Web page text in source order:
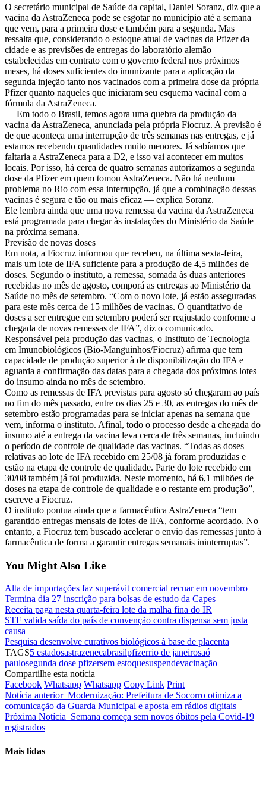
O secretário municipal de Saúde da capital, Daniel Soranz, diz que a
vacina da AstraZeneca pode se esgotar no município até a semana
que vem, para a primeira dose e também para a segunda. Mas
ressalta que, considerando o estoque atual de vacinas da Pfizer da
cidade e as previsões de entregas do laboratório alemão
estabelecidas em contrato com o governo federal nos próximos
meses, há doses suficientes do imunizante para a aplicação da
segunda injeção tanto nos vacinados com a primeira dose da própria
Pfizer quanto naqueles que iniciaram seu esquema vacinal com a
fórmula da AstraZeneca.
— Em todo o Brasil, temos agora uma quebra da produção da
vacina da AstraZeneca, anunciada pela própria Fiocruz. A previsão é
de que aconteça uma interrupção de três semanas nas entregas, e já
estamos recebendo quantidades muito menores. Já sabíamos que
faltaria a AstraZeneca para a D2, e isso vai acontecer em muitos
locais. Por isso, há cerca de quatro semanas autorizamos a segunda
dose da Pfizer em quem tomou AstraZeneca. Não há nenhum
problema no Rio com essa interrupção, já que a combinação dessas
vacinas é segura e tão ou mais eficaz — explica Soranz.
Ele lembra ainda que uma nova remessa da vacina da AstraZeneca
está programada para chegar às instalações do Ministério da Saúde
na próxima semana.
Previsão de novas doses
Em nota, a Fiocruz informou que recebeu, na última sexta-feira,
mais um lote de IFA suficiente para a produção de 4,5 milhões de
doses. Segundo o instituto, a remessa, somada às duas anteriores
recebidas no mês de agosto, comporá as entregas ao Ministério da
Saúde no mês de setembro. “Com o novo lote, já estão asseguradas
para este mês cerca de 15 milhões de vacinas. O quantitativo de
doses a ser entregue em setembro poderá ser reajustado conforme a
chegada de novas remessas de IFA”, diz o comunicado.
Responsável pela produção das vacinas, o Instituto de Tecnologia
em Imunobiológicos (Bio-Manguinhos/Fiocruz) afirma que tem
capacidade de produção superior à de disponibilização do IFA e
aguarda a confirmação das datas para a chegada dos próximos lotes
do insumo ainda no mês de setembro.
Como as remessas de IFA previstas para agosto só chegaram ao país
no fim do mês passado, entre os dias 25 e 30, as entregas do mês de
setembro estão programadas para se iniciar apenas na semana que
vem, informa o instituto. Afinal, todo o processo desde a chegada do
insumo até a entrega da vacina leva cerca de três semanas, incluindo
o período de controle de qualidade das vacinas. “Todas as doses
relativas ao lote de IFA recebido em 25/08 já foram produzidas e
estão na etapa de controle de qualidade. Parte do lote recebido em
30/08 também já foi produzida. Neste momento, há 6,1 milhões de
doses na etapa de controle de qualidade e o restante em produção”,
escreve a Fiocruz.
O instituto pontua ainda que a farmacêutica AstraZeneca “tem
garantido entregas mensais de lotes de IFA, conforme acordado. No
entanto, a Fiocruz tem buscado acelerar o envio das remessas junto à
farmacêutica de forma a garantir entregas semanais ininterruptas”.
You Might Also Like
Alta de importações faz superávit comercial recuar em novembro
Termina dia 27 inscrição para bolsas de estudo da Capes
Receita paga nesta quarta-feira lote da malha fina do IR
STF valida saída do país de convenção contra dispensa sem justa
causa
Pesquisa desenvolve curativos biológicos à base de placenta
TAGS5 estadosastrazenecabrasilpfizerrio de janeirosaó
paulosegunda dose pfizersem estoquesuspendevacinação
Compartilhe esta notícia
Facebook Whatsapp Whatsapp Copy Link Print
Notícia anterior Modernização: Prefeitura de Socorro otimiza a
comunicação da Guarda Municipal e aposta em rádios digitais
Próxima Notícia Semana começa sem novos óbitos pela Covid-19
registrados
Mais lidas